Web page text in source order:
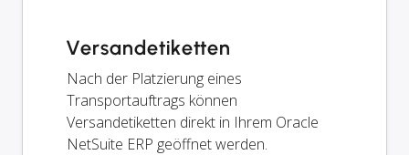
Versandetiketten
Nach der Platzierung eines
Transportauftrags können
Versandetiketten direkt in Ihrem Oracle
NetSuite ERP geöffnet werden.